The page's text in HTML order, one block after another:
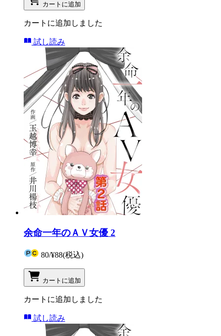
カートに追加
カートに追加しました
試し読み
余命一年のＡＶ女優 2
80/¥88(税込)
カートに追加
カートに追加しました
試し読み